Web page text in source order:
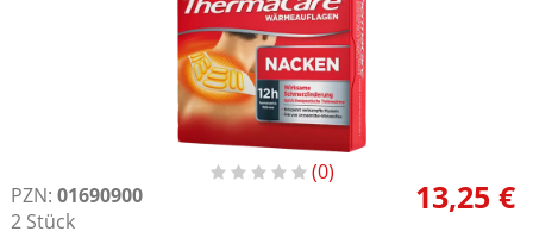
0
PZN: 01690900
2 Stück
13,25 €